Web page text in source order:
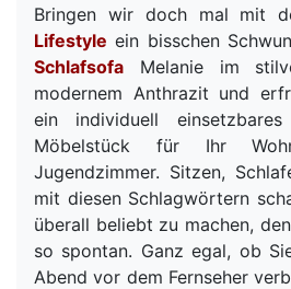
Bringen wir doch mal mit
Lifestyle ein bisschen
Schlafsofa Melanie im
modernem Anthrazit und
ein individuell
Möbelstück für Ihr
Jugendzimmer. Sitzen,
mit diesen Schlagwörtern
überall beliebt zu machen,
so spontan. Ganz egal, ob
Abend vor dem Fernseher